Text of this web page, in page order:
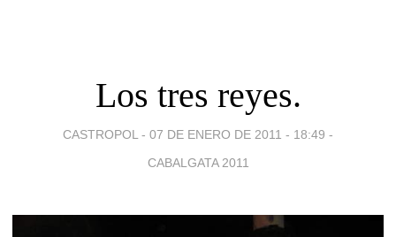
Los tres reyes.
CASTROPOL - 07 DE ENERO DE 2011 - 18:49 -
CABALGATA 2011